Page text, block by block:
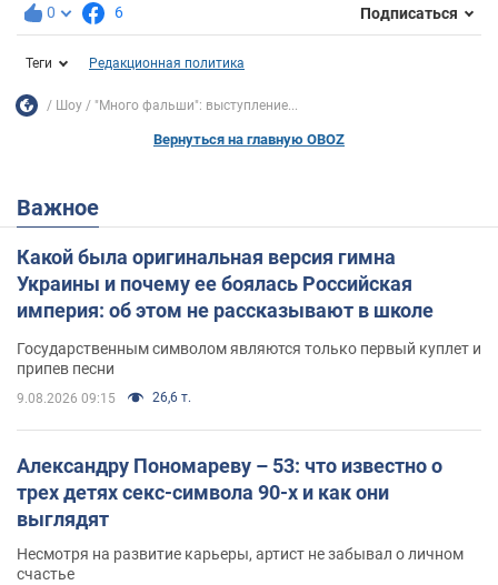
0 6 Подписаться
Теги Редакционная политика
Шоу "Много фальши": выступление...
Вернуться на главную OBOZ
Важное
Какой была оригинальная версия гимна
Украины и почему ее боялась Российская
империя: об этом не рассказывают в школе
Государственным символом являются только первый куплет и
припев песни
9.08.2026 09:15 26,6 т.
Александру Пономареву – 53: что известно о
трех детях секс-символа 90-х и как они
выглядят
Несмотря на развитие карьеры, артист не забывал о личном
счастье